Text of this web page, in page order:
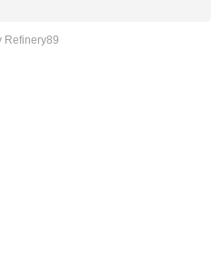
Refinery89